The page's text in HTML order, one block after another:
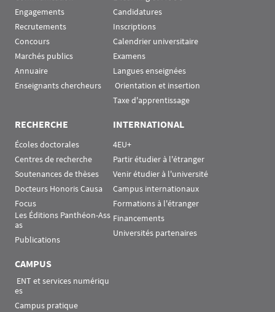
Engagements
Recrutements
Concours
Marchés publics
Annuaire
Enseignants chercheurs
Candidatures
Inscriptions
Calendrier universitaire
Examens
Langues enseignées
Orientation et insertion
Taxe d'apprentissage
RECHERCHE
Écoles doctorales
Centres de recherche
Soutenances de thèses
Docteurs Honoris Causa
Focus
Les Éditions Panthéon-Ass
as
Publications
INTERNATIONAL
4EU+
Partir étudier à l'étranger
Venir étudier à l'université
Campus internationaux
Formations à l'étranger
Financements
Universités partenaires
CAMPUS
es
Campus pratique